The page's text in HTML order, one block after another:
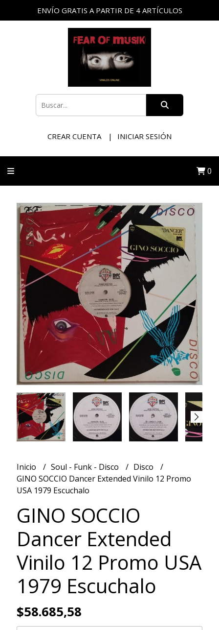
ENVÍO GRATIS A PARTIR DE 4 ARTÍCULOS
CREAR CUENTA INICIAR SESIÓN
0
Inicio Soul - Funk - Disco
Disco
GINO SOCCIO Dancer Extended Vinilo 12 Promo
USA 1979 Escuchalo
GINO SOCCIO
Dancer Extended
Vinilo 12 Promo USA
1979 Escuchalo
$58.685,58